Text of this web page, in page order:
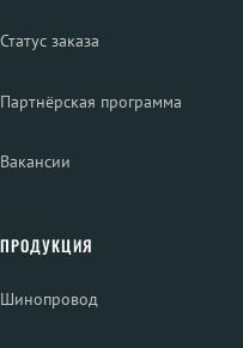
Статус заказа
Партнёрская программа
Вакансии
ПРОДУКЦИЯ
Шинопровод